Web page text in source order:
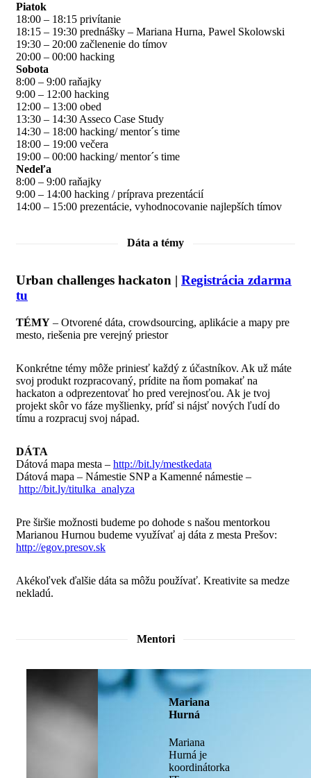
Piatok
18:00 – 18:15 privítanie
18:15 – 19:30 prednášky – Mariana Hurna, Pawel Skolowski
19:30 – 20:00 začlenenie do tímov
20:00 – 00:00 hacking
Sobota
8:00 – 9:00 raňajky
9:00 – 12:00 hacking
12:00 – 13:00 obed
13:30 – 14:30 Asseco Case Study
14:30 – 18:00 hacking/ mentor´s time
18:00 – 19:00 večera
19:00 – 00:00 hacking/ mentor´s time
Nedeľa
8:00 – 9:00 raňajky
9:00 – 14:00 hacking / príprava prezentácií
14:00 – 15:00 prezentácie, vyhodnocovanie najlepších tímov
Dáta a témy
Urban challenges hackaton | Registrácia zdarma
tu
TÉMY – Otvorené dáta, crowdsourcing, aplikácie a mapy pre
mesto, riešenia pre verejný priestor
Konkrétne témy môže priniesť každý z účastníkov. Ak už máte
svoj produkt rozpracovaný, prídite na ňom pomakať na
hackaton a odprezentovať ho pred verejnosťou. Ak je tvoj
projekt skôr vo fáze myšlienky, príď si nájsť nových ľudí do
tímu a rozpracuj svoj nápad.
DÁTA
Dátová mapa mesta – http://bit.ly/mestkedata
Dátová mapa – Námestie SNP a Kamenné námestie –
http://bit.ly/titulka_analyza
Pre širšie možnosti budeme po dohode s našou mentorkou
Marianou Hurnou budeme využívať aj dáta z mesta Prešov:
http://egov.presov.sk
Akékoľvek ďalšie dáta sa môžu používať. Kreativite sa medze
nekladú.
Mentori
Mariana
Hurná
Mariana
Hurná je
koordinátorka